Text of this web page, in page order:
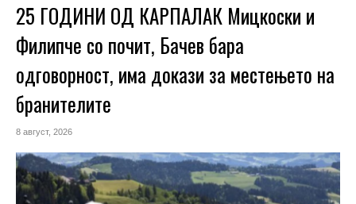
25 ГОДИНИ ОД КАРПАЛАК Мицкоски и
Филипче со почит, Бачев бара
одговорност, има докази за местењето на
бранителите
8 август, 2026